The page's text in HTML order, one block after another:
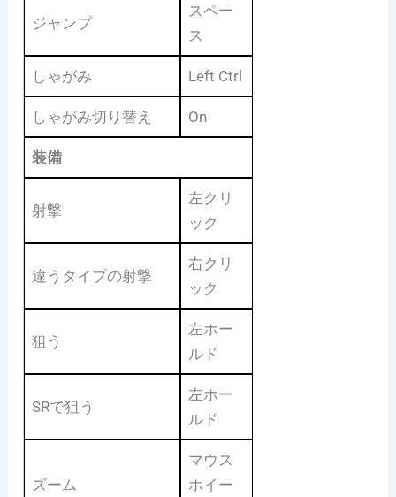
ジャンプ
スペー
ス
しゃがみ Left Ctrl
しゃがみ切り替え On
装備
射撃
左クリ
ック
違うタイプの射撃
右クリ
ック
狙う
左ホー
ルド
SRで狙う
左ホー
ルド
ズーム
マウス
ホイー